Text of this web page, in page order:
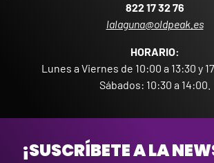
822 17 32 76
lalaguna@oldpeak.es
HORARIO:
Lunes a Viernes de 10:00 a 13:30 y
Sábados: 10:30 a 14:00.
¡SUSCRÍBETE A LA